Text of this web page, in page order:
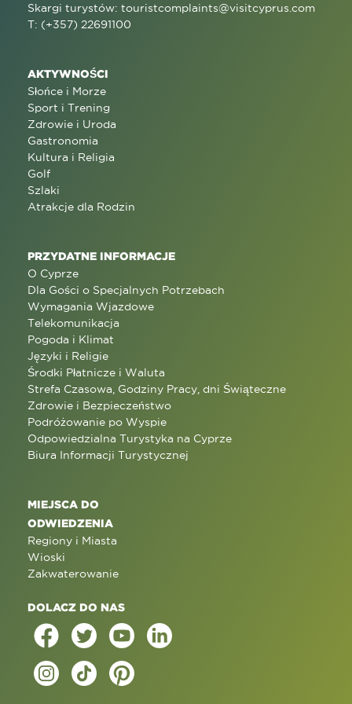
Skargi turystów: touristcomplaints@visitcyprus.com
T: (+357) 22691100
AKTYWNOŚCI
Słońce i Morze
Sport i Trening
Zdrowie i Uroda
Gastronomia
Kultura i Religia
Golf
Szlaki
Atrakcje dla Rodzin
PRZYDATNE INFORMACJE
O Cyprze
Dla Gości o Specjalnych Potrzebach
Wymagania Wjazdowe
Telekomunikacja
Pogoda i Klimat
Języki i Religie
Środki Płatnicze i Waluta
Strefa Czasowa, Godziny Pracy, dni Świąteczne
Zdrowie i Bezpieczeństwo
Podróżowanie po Wyspie
Odpowiedzialna Turystyka na Cyprze
Biura Informacji Turystycznej
MIEJSCA DO
ODWIEDZENIA
Regiony i Miasta
Wioski
Zakwaterowanie
DOLACZ DO NAS